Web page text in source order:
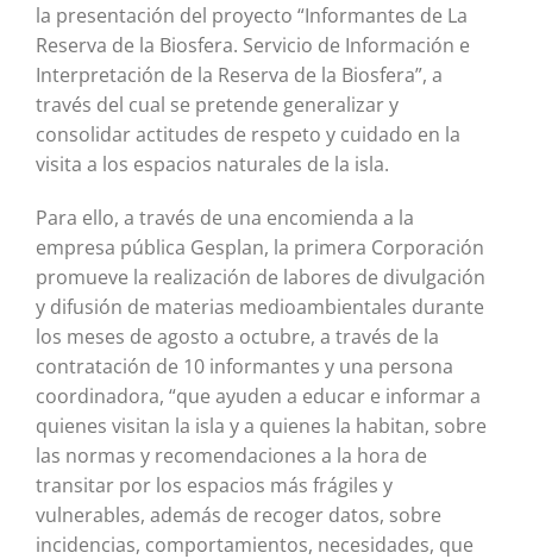
la presentación del proyecto “Informantes de La
Reserva de la Biosfera. Servicio de Información e
Interpretación de la Reserva de la Biosfera”, a
través del cual se pretende generalizar y
consolidar actitudes de respeto y cuidado en la
visita a los espacios naturales de la isla.
Para ello, a través de una encomienda a la
empresa pública Gesplan, la primera Corporación
promueve la realización de labores de divulgación
y difusión de materias medioambientales durante
los meses de agosto a octubre, a través de la
contratación de 10 informantes y una persona
coordinadora, “que ayuden a educar e informar a
quienes visitan la isla y a quienes la habitan, sobre
las normas y recomendaciones a la hora de
transitar por los espacios más frágiles y
vulnerables, además de recoger datos, sobre
incidencias, comportamientos, necesidades, que